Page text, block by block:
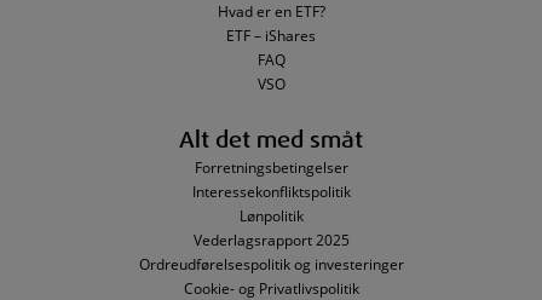
Hvad er en ETF?
ETF – iShares
FAQ
VSO
Alt det med småt
Forretningsbetingelser
Interessekonfliktspolitik
Lønpolitik
Vederlagsrapport 2025
Ordreudførelsespolitik og investeringer
Cookie- og Privatlivspolitik